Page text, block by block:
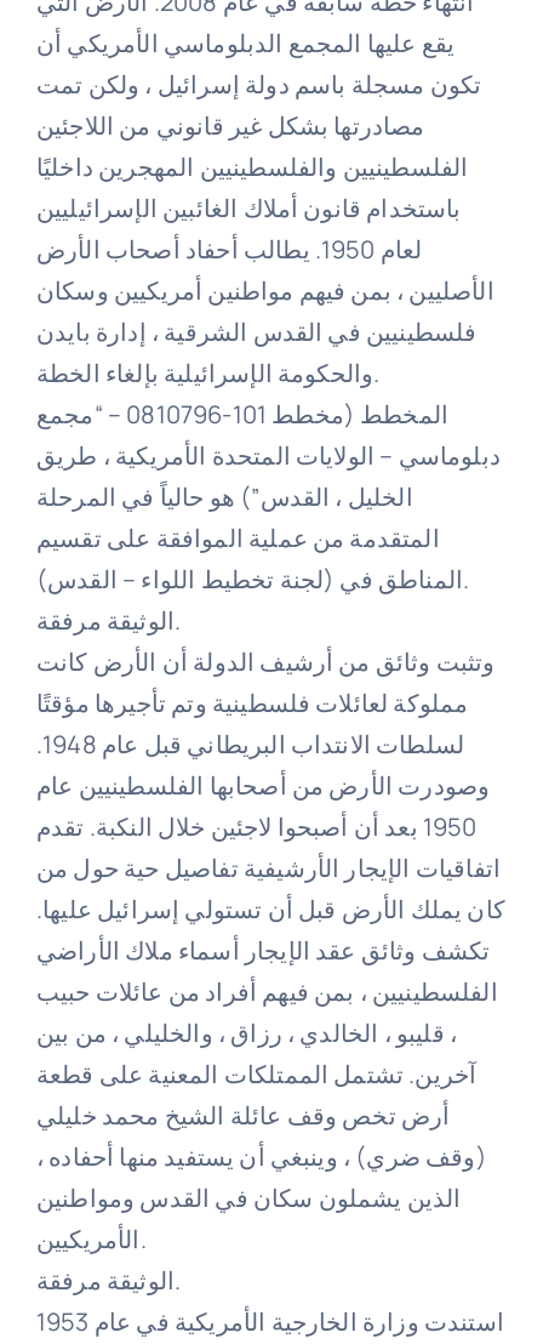
يقع عليها المجمع الدبلوماسي الأمريكي أن
تكون مسجلة باسم دولة إسرائيل ، ولكن تمت
مصادرتها بشكل غير قانوني من اللاجئين
الفلسطينيين والفلسطينيين المهجرين داخليًا
باستخدام قانون أملاك الغائبين الإسرائيليين
لعام 1950. يطالب أحفاد أصحاب الأرض
الأصليين ، بمن فيهم مواطنين أمريكيين وسكان
فلسطينيين في القدس الشرقية ، إدارة بايدن
والحكومة الإسرائيلية بإلغاء الخطة.
المخطط (مخطط 101-0810796 – “مجمع
دبلوماسي – الولايات المتحدة الأمريكية ، طريق
الخليل ، القدس”) هو حالياً في المرحلة
المتقدمة من عملية الموافقة على تقسيم
المناطق في (لجنة تخطيط اللواء – القدس).
الوثيقة مرفقة.
وتثبت وثائق من أرشيف الدولة أن الأرض كانت
مملوكة لعائلات فلسطينية وتم تأجيرها مؤقتًا
لسلطات الانتداب البريطاني قبل عام 1948.
وصودرت الأرض من أصحابها الفلسطينيين عام
1950 بعد أن أصبحوا لاجئين خلال النكبة. تقدم
اتفاقيات الإيجار الأرشيفية تفاصيل حية حول من
كان يملك الأرض قبل أن تستولي إسرائيل عليها.
تكشف وثائق عقد الإيجار أسماء ملاك الأراضي
الفلسطينيين ، بمن فيهم أفراد من عائلات حبيب
، قليبو ، الخالدي ، رزاق ، والخليلي ، من بين
آخرين. تشتمل الممتلكات المعنية على قطعة
أرض تخص وقف عائلة الشيخ محمد خليلي
(وقف ضري) ، وينبغي أن يستفيد منها أحفاده ،
الذين يشملون سكان في القدس ومواطنين
الأمريكيين.
الوثيقة مرفقة.
استندت وزارة الخارجية الأمريكية في عام 1953